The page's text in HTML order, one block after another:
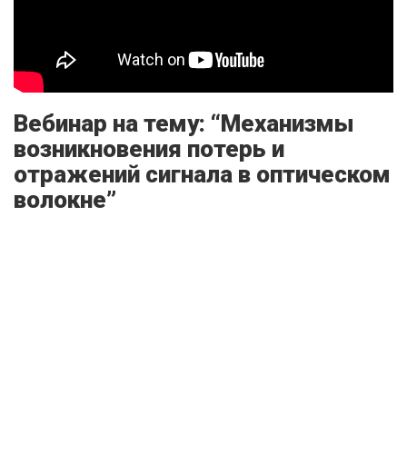
Вебинар на тему: “Механизмы
возникновения потерь и
отражений сигнала в оптическом
волокне”